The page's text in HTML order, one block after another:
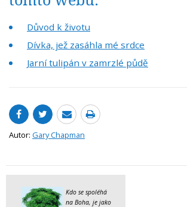
Důvod k životu
Dívka, jež zasáhla mé srdce
Jarní tulipán v zamrzlé půdě
Autor: Gary Chapman
Kdo se spoléhá
na Boha, je jako